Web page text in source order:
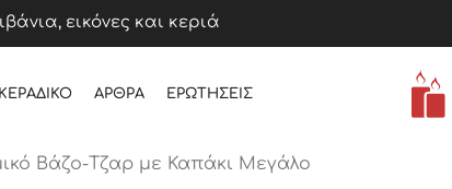
εικόνες και κεριά
ΚΕΡΆΔΙΚΟ ΆΡΘΡΑ ΕΡΩΤΉΣΕΙΣ
Βάζο-Τζαρ με Καπάκι Μεγάλο